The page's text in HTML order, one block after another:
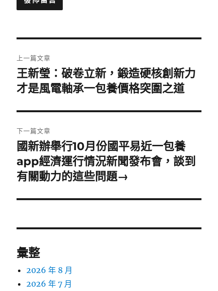
章
導
覽
上一篇文章
上
一
文
章:
王新瑩：破卷立新，鍛造硬核創新力
才是風電軸承一包養價格突圍之道
下一篇文章
下
一
篇
章:
國新辦舉行10月份國平易近一包養
app經濟運行情況新聞發布會，談到
有關動力的這些問題→
彙整
2026 年 8 月
2026 年 7 月